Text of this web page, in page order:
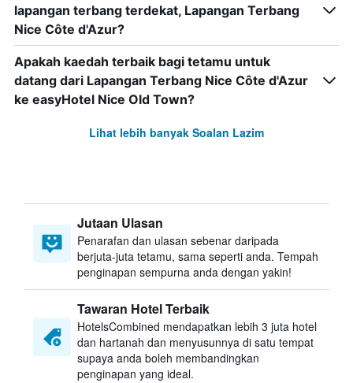
lapangan terbang terdekat, Lapangan Terbang
Nice Côte d'Azur?
Apakah kaedah terbaik bagi tetamu untuk
datang dari Lapangan Terbang Nice Côte d'Azur
ke easyHotel Nice Old Town?
Lihat lebih banyak Soalan Lazim
Jutaan Ulasan
Penarafan dan ulasan sebenar daripada
berjuta-juta tetamu, sama seperti anda. Tempah
penginapan sempurna anda dengan yakin!
Tawaran Hotel Terbaik
HotelsCombined mendapatkan lebih 3 juta hotel
dan hartanah dan menyusunnya di satu tempat
supaya anda boleh membandingkan
penginapan yang ideal.